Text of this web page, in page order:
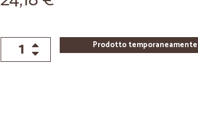
Prodotto